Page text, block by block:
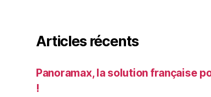
Articles récents
Panoramax, la solution française
!